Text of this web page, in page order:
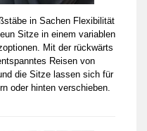
in Sachen Flexibilität
Sitze in einem variablen
Mit der rückwärts
Reisen von
die Sitze lassen sich für
oder hinten verschieben.